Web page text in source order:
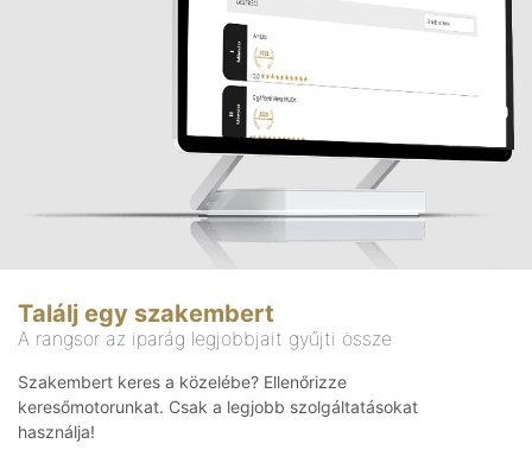
Találj egy szakembert
A rangsor az iparág legjobbjait gyűjti össze
Szakembert keres a közelébe? Ellenőrizze
keresőmotorunkat. Csak a legjobb szolgáltatásokat
használja!